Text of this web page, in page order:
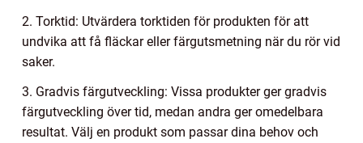
2. Torktid: Utvärdera torktiden för produkten för att
undvika att få fläckar eller färgutsmetning när du rör vid
saker.
3. Gradvis färgutveckling: Vissa produkter ger gradvis
färgutveckling över tid, medan andra ger omedelbara
resultat. Välj en produkt som passar dina behov och